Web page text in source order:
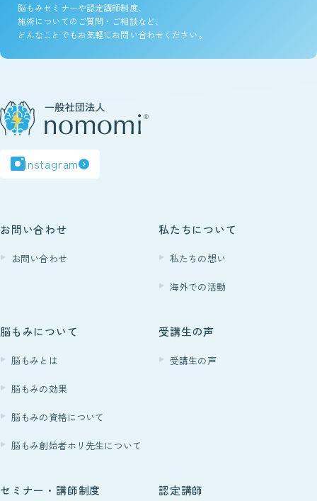
脳もみセミナーや認定講師制度、
施術についてのご質問・ご相談など、
どんなことでもお気軽にお問い合わせください。
Instagram
私たちについて
私たちの想い
海外での活動
脳もみについて
脳もみとは
脳もみの効果
脳もみの資格について
脳もみ創始者ホリ先生について
受講生の声
受講生の声
認定講師
セミナー・講師制度
お問い合わせ
お問い合わせ